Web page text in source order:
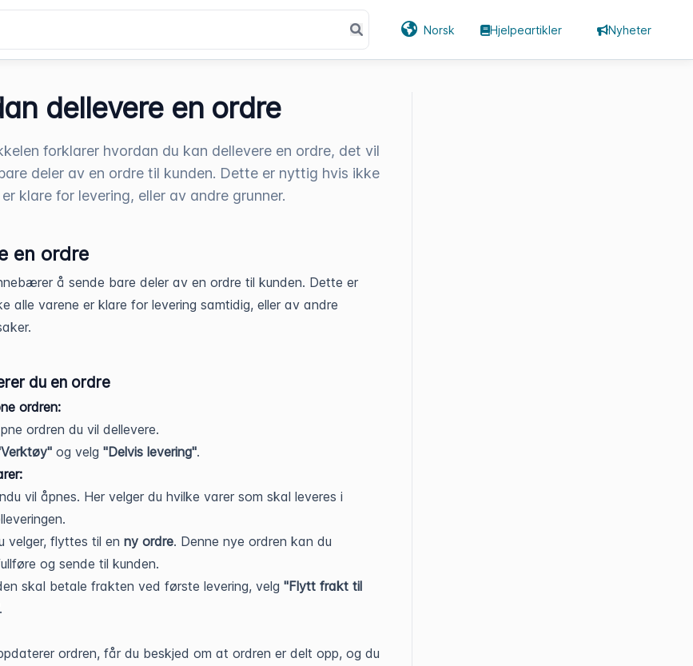
Norsk Hjelpeartikler Nyheter
dellevere en ordre
forklarer hvordan du kan dellevere en ordre, det vil
deler av en ordre til kunden. Dette er nyttig hvis ikke
klare for levering, eller av andre grunner.
en ordre
å sende bare deler av en ordre til kunden. Dette er
alle varene er klare for levering samtidig, eller av andre
du en ordre
ordren:
ordren du vil dellevere.
og velg "Delvis levering".
vil åpnes. Her velger du hvilke varer som skal leveres i
velger, flyttes til en ny ordre. Denne nye ordren kan du
og sende til kunden.
skal betale frakten ved første levering, velg "Flytt frakt til
.
ordren, får du beskjed om at ordren er delt opp, og du